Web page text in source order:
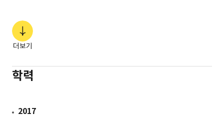
2019-23
쿠팡(주) 서비스정책실장, 정책담당(전무)
2013-18
2004-13
네이버(주) 법무감사실, 정책실, 법제협력실(부장)
더보기
학력
2017